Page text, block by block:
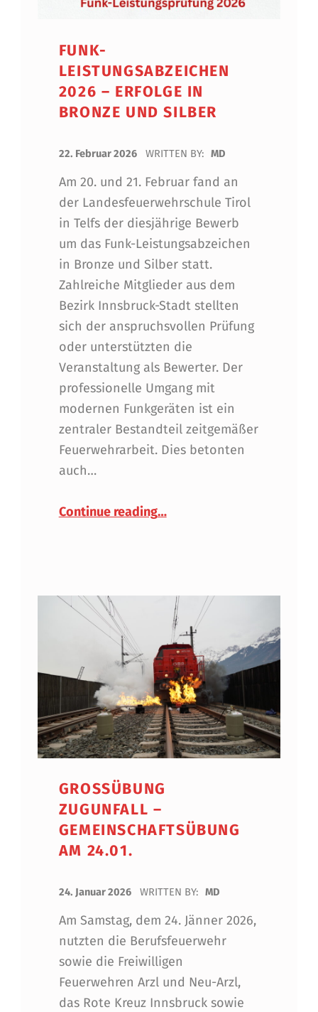
FUNK-
LEISTUNGSABZEICHEN
2026 – ERFOLGE IN
BRONZE UND SILBER
22. Februar 2026 WRITTEN BY: MD
Am 20. und 21. Februar fand an
der Landesfeuerwehrschule Tirol
in Telfs der diesjährige Bewerb
um das Funk-Leistungsabzeichen
in Bronze und Silber statt.
Zahlreiche Mitglieder aus dem
Bezirk Innsbruck-Stadt stellten
sich der anspruchsvollen Prüfung
oder unterstützten die
Veranstaltung als Bewerter. Der
professionelle Umgang mit
modernen Funkgeräten ist ein
zentraler Bestandteil zeitgemäßer
Feuerwehrarbeit. Dies betonten
auch…
Continue reading…
GROSSÜBUNG Z
UGUNFALL – G
EMEINSCHAFTSÜBUNG A
M 24.01.
24. Januar 2026 WRITTEN BY: MD
Am Samstag, dem 24. Jänner 2026,
nutzten die Berufsfeuerwehr
sowie die Freiwilligen
Feuerwehren Arzl und Neu-Arzl,
das Rote Kreuz Innsbruck sowie